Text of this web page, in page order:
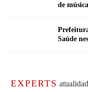
de
Saúde
EXPERTS